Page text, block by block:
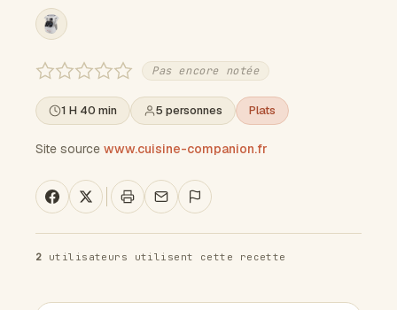
Pas encore notée
1 H 40 min 5 personnes Plats
Site source www.cuisine-companion.fr
2 utilisateurs utilisent cette recette